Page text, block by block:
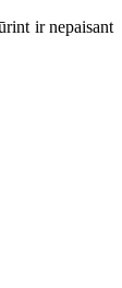
ir nepaisant